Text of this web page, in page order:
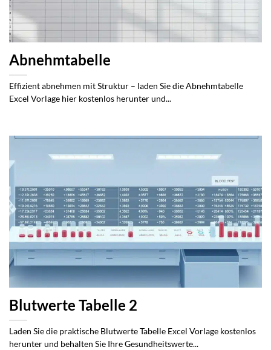
Abnehmtabelle
Effizient abnehmen mit Struktur – laden Sie die Abnehmtabelle
Excel Vorlage hier kostenlos herunter und...
Blutwerte Tabelle 2
Laden Sie die praktische Blutwerte Tabelle Excel Vorlage kostenlos
herunter und behalten Sie Ihre Gesundheitswerte...